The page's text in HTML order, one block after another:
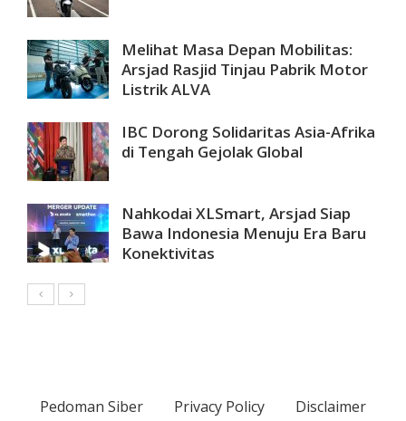
Melihat Masa Depan Mobilitas:
Arsjad Rasjid Tinjau Pabrik Motor
Listrik ALVA
IBC Dorong Solidaritas Asia-Afrika
di Tengah Gejolak Global
Nahkodai XLSmart, Arsjad Siap
Bawa Indonesia Menuju Era Baru
Konektivitas
Pedoman Siber Privacy Policy Disclaimer